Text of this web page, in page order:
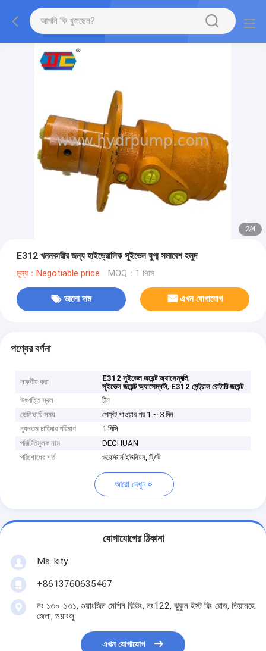
2/4
E312 খননকারীর জন্য হাইড্রোলিক সুইভেল যুগ্ম সমাবেশ হলুদ
মূল্য：Negotiable price MOQ：1 পিসি
ভালো দাম এখন যোগাযোগ
পণ্যের বর্ণনা
লক্ষণীয় করা E312 সুইভেল জয়েন্ট অ্যাসেম্বলি,
সুইভেল জয়েন্ট অ্যাসেম্বলি, E312 সেন্ট্রাল রোটারি জয়েন্ট
উৎপত্তি স্থল
চীন
ডেলিভারি সময়
পেমেন্ট পাওয়ার পর 1 ~ 3 দিন
ন্যূনতম চাহিদার পরিমাণ
1 পিসি
পরিচিতিমুলক নাম
DECHUAN
পরিশোধের শর্ত
ওয়েস্টার্ন ইউনিয়ন, টি/টি
আরো দেখুন
যোগাযোগের ঠিকানা
Ms. kity
+8613760635467
নং ১৩০-১৩১, গুয়াংজিন মেশিন বিল্ডিং, নং122, ঝুকুন ইস্ট রিং রোড, তিয়ানহে
জেলা, গুয়াংজু
এখন যোগাযোগ